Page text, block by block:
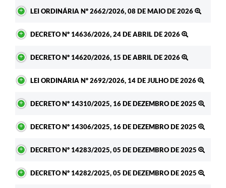
LEI ORDINÁRIA Nº 2662/2026, 08 DE MAIO DE 2026
DECRETO Nº 14636/2026, 24 DE ABRIL DE 2026
DECRETO Nº 14620/2026, 15 DE ABRIL DE 2026
LEI ORDINÁRIA Nº 2692/2026, 14 DE JULHO DE 2026
DECRETO Nº 14310/2025, 16 DE DEZEMBRO DE 2025
DECRETO Nº 14306/2025, 16 DE DEZEMBRO DE 2025
DECRETO Nº 14283/2025, 05 DE DEZEMBRO DE 2025
DECRETO Nº 14282/2025, 05 DE DEZEMBRO DE 2025